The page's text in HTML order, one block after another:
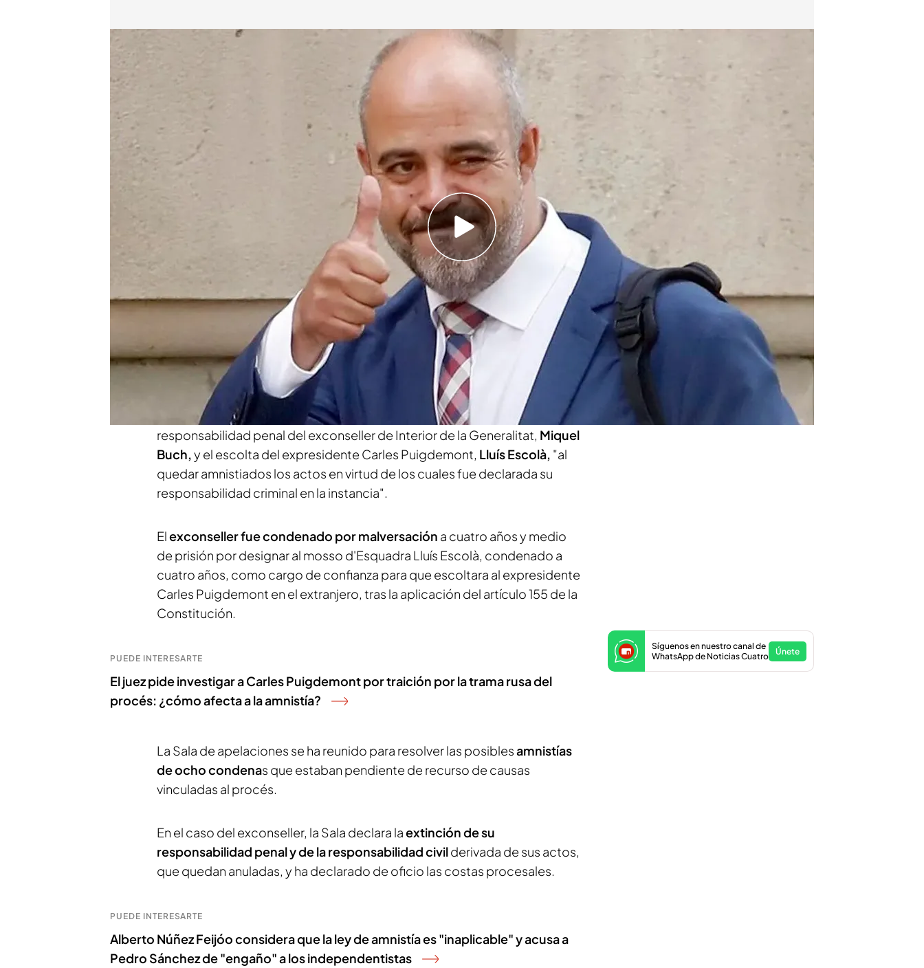
Estos son los dos primeros amnistiados del procés
Europa Press
25 JUN 2024 - 17:58h.
Lluís Escolà, escolta de Carles Puigdemont, y el exconseller Miquel
Buch son los dos primeros amnistiados del procés
El exconseller fue condenado por malversación por designar a Lluís
Escolà como cargo de confianza para que escoltara a Puigdemont en
el extranjero
La cúpula fiscal avala el criterio de García Ortiz de aplicar la amnistía
Compartir
Una vez entrada en vigor la Ley de Amnistía
los tribunales ha comenzado a
aplicarla. Este martes hemos conocido los nombres los
dos primeros
amnistiados.
La sección de apelación de la Sala Civil y Penal del Tribunal
Superior de Justicia de Cataluña ha declarado la extinción de la
responsabilidad penal del exconseller de Interior de la Generalitat, Miquel
Buch,y el escolta del expresidente Carles Puigdemont, Lluís Escolà, "al
quedar amnistiados los actos en virtud de los cuales fue declarada su
responsabilidad criminal en la instancia".
Elexconseller fue condenado por malversación a cuatro años y medio
de prisión por designar al mosso d'Esquadra Lluís Escolà, condenado a
cuatro años, como cargo de confianza para que escoltara al expresidente
Carles Puigdemont en el extranjero, tras la aplicación del artículo 155 de la
Constitución.
PUEDE INTERESARTE
El juez pide investigar a Carles Puigdemont por traición por la trama rusa del
procés: ¿cómo afecta a la amnistía?
La Sala de apelaciones se ha reunido para resolver las posiblesamnistías
de ocho condenas que estaban pendiente de recurso de causas
vinculadas al procés.
En el caso del exconseller, la Sala declara laextinción de su
responsabilidad penal y de la responsabilidad civilderivada de sus actos,
que quedan anuladas, y ha declarado de oficio las costas procesales.
PUEDE INTERESARTE
Alberto Núñez Feijóo considera que la ley de amnistía es "inaplicable" y acusa a
Pedro Sánchez de "engaño" a los independentistas
Síguenos en nuestro canal de
WhatsApp de Noticias Cuatro
Únete